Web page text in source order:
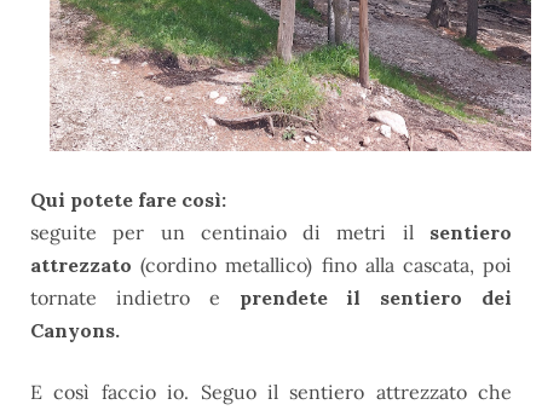
Qui potete fare così:
seguite per un centinaio di metri il sentiero
attrezzato (cordino metallico) fino alla cascata, poi
tornate indietro e prendete il sentiero dei
Canyons.
E così faccio io. Seguo il sentiero attrezzato che